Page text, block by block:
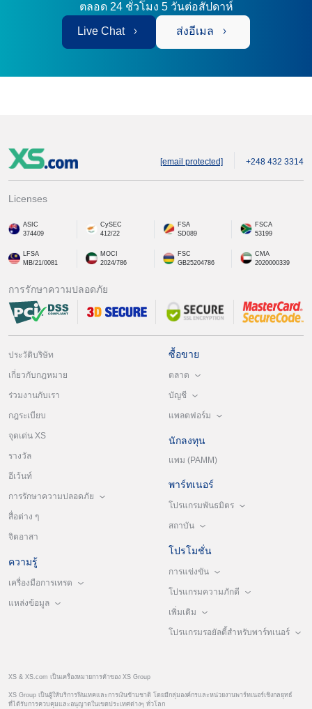
ตลอด 24 ชั่วโมง 5 วันต่อสัปดาห์
Live Chat ส่งอีเมล
[email protected] +248 432 3314
Licenses
ASIC
374409
CySEC
412/22
FSA
SD089
FSCA
53199
LFSA
MB/21/0081
MOCI
2024/786
FSC
GB25204786
CMA
2020000339
การรักษาความปลอดภัย
ประวัติบริษัท
เกี่ยวกับกฎหมาย
ร่วมงานกับเรา
กฎระเบียบ
จุดเด่น XS
รางวัล
อีเว้นท์
การรักษาความปลอดภัย
สื่อต่าง ๆ
จิตอาสา
ความรู้
เครื่องมือการเทรด
แหล่งข้อมูล
ซื้อขาย
ตลาด
บัญชี
แพลตฟอร์ม
นักลงทุน
แพม (PAMM)
พาร์ทเนอร์
โปรแกรมพันธมิตร
สถาบัน
โปรโมชั่น
การแข่งขัน
โปรแกรมความภักดี
เพิ่มเติม
โปรแกรมรอยัลตี้สำหรับพาร์ทเนอร์
XS & XS.com เป็นเครื่องหมายการค้าของ XS Group
XS Group เป็นผู้ให้บริการฟินเทคและการเงินข้ามชาติ โดยมีกลุ่มองค์กรและหน่วยงานพาร์ทเนอร์เชิงกลยุทธ์
ที่ได้รับการควบคุมและอนุญาตในเขตประเทศต่างๆ ทั่วโลก